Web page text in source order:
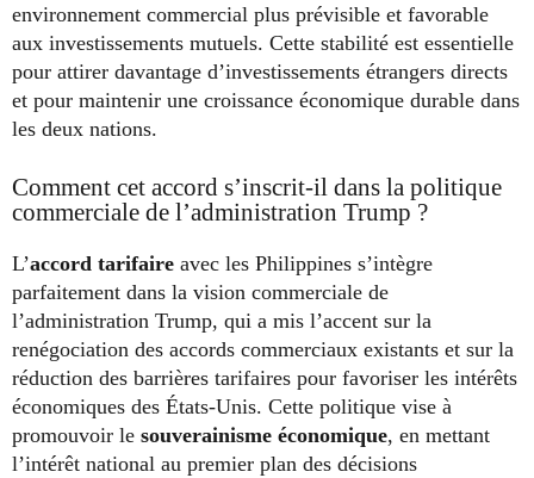
environnement commercial plus prévisible et favorable
aux investissements mutuels. Cette stabilité est essentielle
pour attirer davantage d’investissements étrangers directs
et pour maintenir une croissance économique durable dans
les deux nations.
Comment cet accord s’inscrit-il dans la politique
commerciale de l’administration Trump ?
L’accord tarifaire avec les Philippines s’intègre
parfaitement dans la vision commerciale de
l’administration Trump, qui a mis l’accent sur la
renégociation des accords commerciaux existants et sur la
réduction des barrières tarifaires pour favoriser les intérêts
économiques des États-Unis. Cette politique vise à
promouvoir le souverainisme économique, en mettant
l’intérêt national au premier plan des décisions